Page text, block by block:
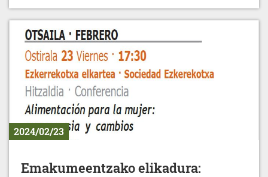
2024/02/23
Emakumeentzako elikadura: